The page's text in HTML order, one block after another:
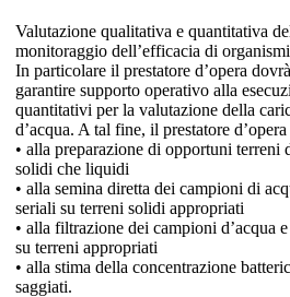
Valutazione qualitativa e quantitativa
monitoraggio dell’efficacia di
In particolare il prestatore d’opera
garantire supporto operativo alla
quantitativi per la valutazione della
d’acqua. A tal fine, il prestatore
• alla preparazione di opportuni terreni
solidi che liquidi
• alla semina diretta dei campioni di
seriali su terreni solidi appropriati
• alla filtrazione dei campioni d’acqua
su terreni appropriati
• alla stima della concentrazione
saggiati.